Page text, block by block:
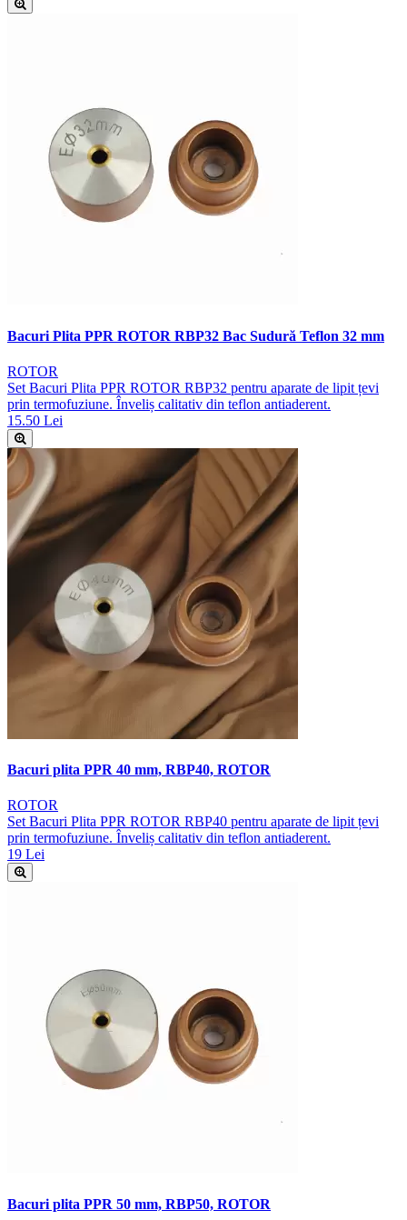
Bacuri Plita PPR ROTOR RBP32 Bac Sudură Teflon 32 mm
ROTOR
Set Bacuri Plita PPR ROTOR RBP32 pentru aparate de lipit țevi
prin termofuziune. Înveliș calitativ din teflon antiaderent.
15.50 Lei
Bacuri plita PPR 40 mm, RBP40, ROTOR
ROTOR
Set Bacuri Plita PPR ROTOR RBP40 pentru aparate de lipit țevi
prin termofuziune. Înveliș calitativ din teflon antiaderent.
19 Lei
Bacuri plita PPR 50 mm, RBP50, ROTOR